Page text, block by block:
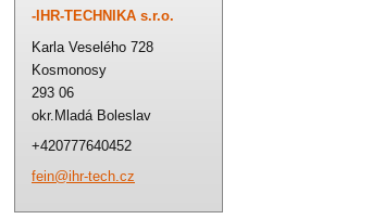
-IHR-TECHNIKA s.r.o.
Karla Veselého 728
Kosmonosy
293 06
okr.Mladá Boleslav
+420777640452
fein@ihr-tech.cz